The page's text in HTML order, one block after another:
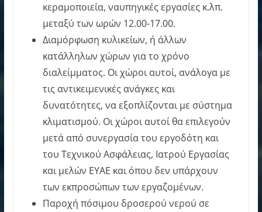
κεραμοποιεία, ναυπηγικές εργασίες κ.λπ.
μεταξύ των ωρών 12.00-17.00.
Διαμόρφωση κυλικείων, ή άλλων
κατάλληλων χώρων για το χρόνο
διαλείμματος. Οι χώροι αυτοί, ανάλογα με
τις αντικειμενικές ανάγκες και
δυνατότητες, να εξοπλίζονται με σύστημα
κλιματισμού. Οι χώροι αυτοί θα επιλεγούν
μετά από συνεργασία του εργοδότη και
του Τεχνικού Ασφάλειας, Ιατρού Εργασίας
και μελών ΕΥΑΕ και όπου δεν υπάρχουν
των εκπροσώπων των εργαζομένων.
Παροχή πόσιμου δροσερού νερού σε